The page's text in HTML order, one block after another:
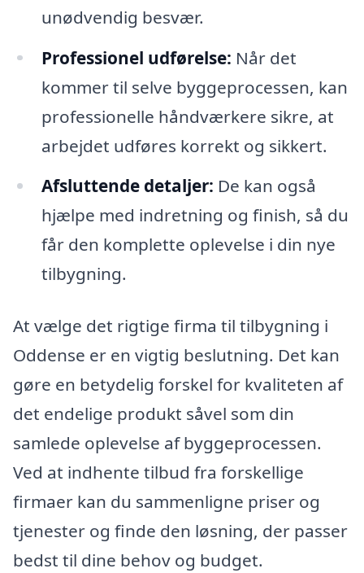
unødvendig besvær.
Professionel udførelse: Når det
kommer til selve byggeprocessen, kan
professionelle håndværkere sikre, at
arbejdet udføres korrekt og sikkert.
Afsluttende detaljer: De kan også
hjælpe med indretning og finish, så du
får den komplette oplevelse i din nye
tilbygning.
At vælge det rigtige firma til tilbygning i
Oddense er en vigtig beslutning. Det kan
gøre en betydelig forskel for kvaliteten af
det endelige produkt såvel som din
samlede oplevelse af byggeprocessen.
Ved at indhente tilbud fra forskellige
firmaer kan du sammenligne priser og
tjenester og finde den løsning, der passer
bedst til dine behov og budget.